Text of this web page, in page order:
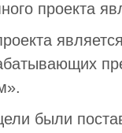
проекта
были